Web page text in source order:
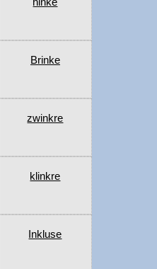
Brinke
zwinkre
klinkre
Inkluse